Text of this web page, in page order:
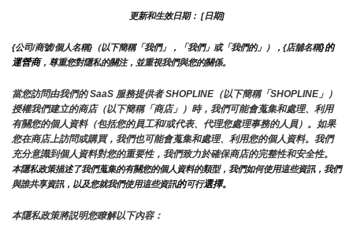
更新和生效日期： [日期]
{公司/商號/個人名稱}（以下簡稱「我們」，「我們」或「我們的」），{店舖名稱}的
運營商，尊重您對隱私的關注，並重視我們與您的關係。
當您訪問由我們的 SaaS 服務提供者 SHOPLINE（以下簡稱「SHOPLINE」）
授權我們建立的商店（以下簡稱「商店」）時，我們可能會蒐集和處理、利用
有關您的個人資料（包括您的員工和/或代表、代理您處理事務的人員）。如果
您在商店上訪問或購買，我們也可能會蒐集和處理、利用您的個人資料。我們
充分意識到個人資料對您的重要性，我們致力於確保商店的完整性和安全性。
本隱私政策描述了我們蒐集的有關您的個人資料的類型，我們如何使用這些資訊，我們
與誰共享資訊，以及您就我們使用這些資訊的可行選擇。
本隱私政策將説明您瞭解以下內容：